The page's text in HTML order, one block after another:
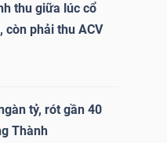
thu giữa lúc cổ
còn phải thu ACV
tỷ, rót gần 40
Thành